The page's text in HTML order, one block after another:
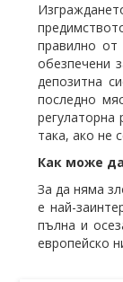
правилно
обезпечени
депозитна
последно
така, ако не
Как може
За да няма
е най-
пълна и
европейско